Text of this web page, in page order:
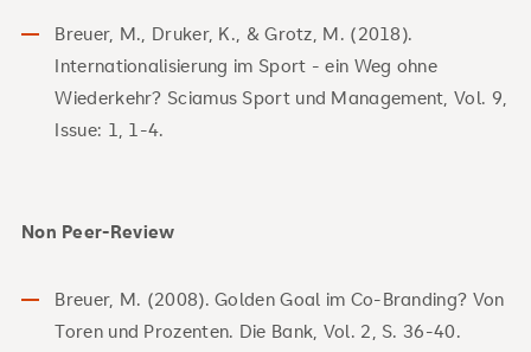
Breuer, M., Druker, K., & Grotz, M. (2018).
Internationalisierung im Sport - ein Weg ohne
Wiederkehr? Sciamus Sport und Management, Vol. 9,
Issue: 1, 1-4.
Non Peer-Review
Breuer, M. (2008). Golden Goal im Co-Branding? Von
Toren und Prozenten. Die Bank, Vol. 2, S. 36-40.